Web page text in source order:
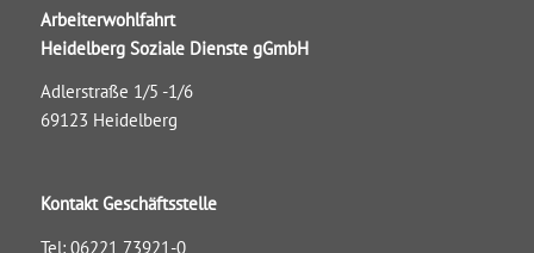
Arbeiterwohlfahrt
Heidelberg Soziale Dienste gGmbH
Adlerstraße 1/5 -1/6
69123 Heidelberg
Kontakt Geschäftsstelle
Tel: 06221 73921-0